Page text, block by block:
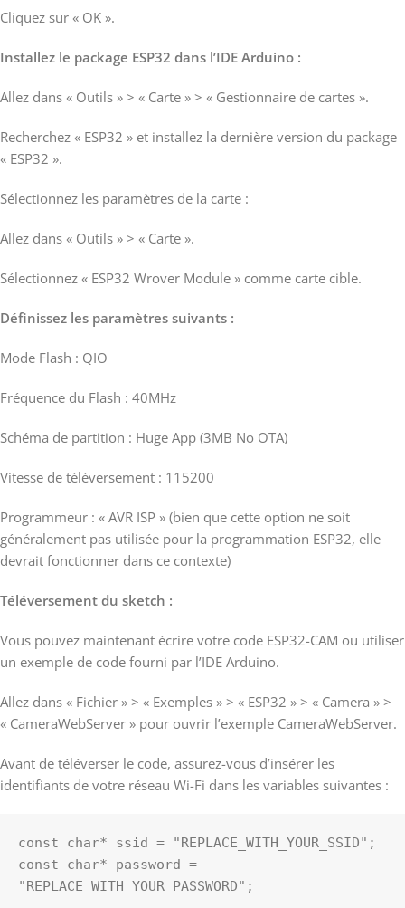
Cliquez sur « OK ».
Installez le package ESP32 dans l’IDE Arduino :
Allez dans « Outils » > « Carte » > « Gestionnaire de cartes ».
Recherchez « ESP32 » et installez la dernière version du package
« ESP32 ».
Sélectionnez les paramètres de la carte :
Allez dans « Outils » > « Carte ».
Sélectionnez « ESP32 Wrover Module » comme carte cible.
Définissez les paramètres suivants :
Mode Flash : QIO
Fréquence du Flash : 40MHz
Schéma de partition : Huge App (3MB No OTA)
Vitesse de téléversement : 115200
Programmeur : « AVR ISP » (bien que cette option ne soit
généralement pas utilisée pour la programmation ESP32, elle
devrait fonctionner dans ce contexte)
Téléversement du sketch :
Vous pouvez maintenant écrire votre code ESP32-CAM ou utiliser
un exemple de code fourni par l’IDE Arduino.
Allez dans « Fichier » > « Exemples » > « ESP32 » > « Camera » >
« CameraWebServer » pour ouvrir l’exemple CameraWebServer.
Avant de téléverser le code, assurez-vous d’insérer les
identifiants de votre réseau Wi-Fi dans les variables suivantes :
const char* ssid = "REPLACE_WITH_YOUR_SSID";
const char* password =
"REPLACE_WITH_YOUR_PASSWORD";